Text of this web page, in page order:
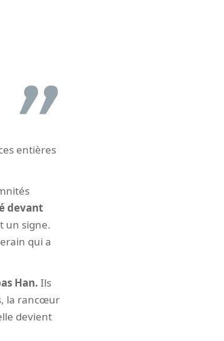
entières
devant
un signe.
qui a
Han. Ils
la rancœur
devient